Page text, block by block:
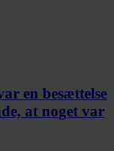
en besættelse
at noget var